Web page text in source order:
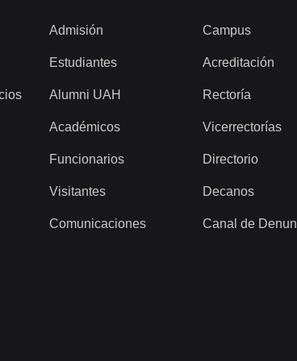
Admisión
Estudiantes
Alumni UAH
Académicos
Funcionarios
Visitantes
Comunicaciones
Campus
Acreditación
Rectoría
Vicerrectorías
Directorio
Decanos
Canal de